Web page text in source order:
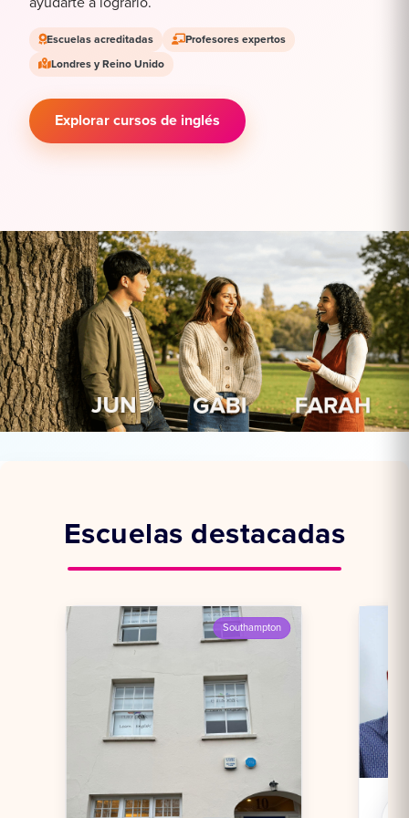
Escuelas acreditadas
Profesores expertos
Londres y Reino Unido
Explorar cursos de inglés
Escuelas destacadas
Southampton